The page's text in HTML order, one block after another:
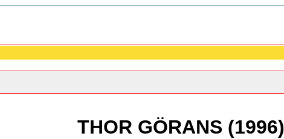
THOR GÖRANS (1996)